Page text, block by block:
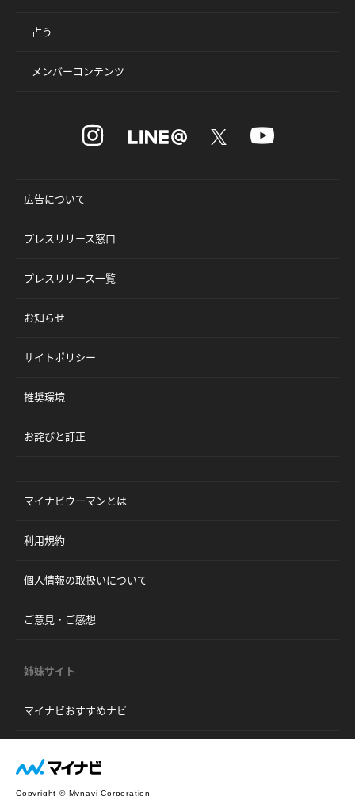
占う
メンバーコンテンツ
広告について
プレスリリース窓口
プレスリリース一覧
お知らせ
サイトポリシー
推奨環境
お詫びと訂正
マイナビウーマンとは
利用規約
個人情報の取扱いについて
ご意見・ご感想
姉妹サイト
マイナビおすすめナビ
Copyright © Mynavi Corporation